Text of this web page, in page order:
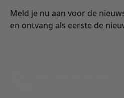
Meld je nu aan voor de
en ontvang als eerste de